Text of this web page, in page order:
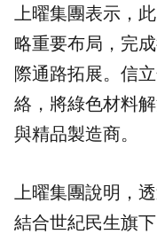
上曜集團表示，
略重要布局，完
際通路拓展。信
絡，將綠色材料
與精品製造商。
上曜集團說明，
結合世紀民生旗